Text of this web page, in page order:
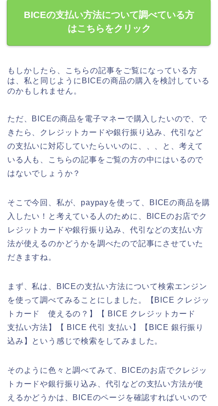
BICEの支払い方法について調べている方
はこちらをクリック
もしかしたら、こちらの記事をご覧になっている方
は、私と同じようにBICEの商品の購入を検討している
のかもしれません。
ただ、BICEの商品を電子マネーで購入したいので、で
きたら、クレジットカードや銀行振り込み、代引など
の支払いに対応していたらいいのに、、、と、考えて
いる人も、こちらの記事をご覧の方の中にはいるので
はないでしょうか？
そこで今回、私が、paypayを使って、BICEの商品を購
入したい！と考えている人のために、BICEのお店でク
レジットカードや銀行振り込み、代引などの支払い方
法が使えるのかどうかを調べたので記事にさせていた
だきますね。
まず、私は、BICEの支払い方法について検索エンジン
を使って調べてみることにしました。【BICE クレジッ
トカード 使えるの？】【 BICE クレジットカード
支払い方法】【 BICE 代引 支払い】【BICE 銀行振り
込み】という感じで検索をしてみました。
そのように色々と調べてみて、BICEのお店でクレジッ
トカードや銀行振り込み、代引などの支払い方法が使
えるかどうかは、BICEのページを確認すればいいので